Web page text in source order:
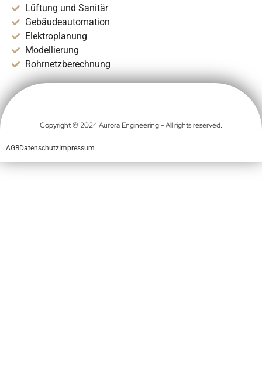
Lüftung und Sanitär
Gebäudeautomation
Elektroplanung
Modellierung
Rohrnetzberechnung
Copyright © 2024 Aurora Engineering - All rights reserved.
AGBDatenschutz Impressum